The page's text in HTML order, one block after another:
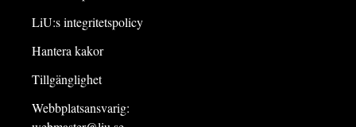
LiU:s integritetspolicy
Hantera kakor
Tillgänglighet
Webbplatsansvarig: